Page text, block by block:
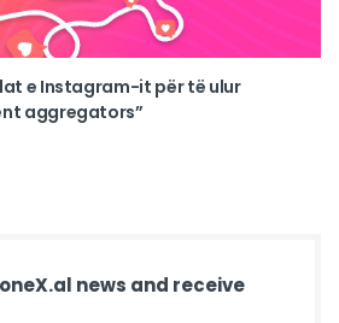
e Instagram-it për të ulur
aggregators”
news and receive